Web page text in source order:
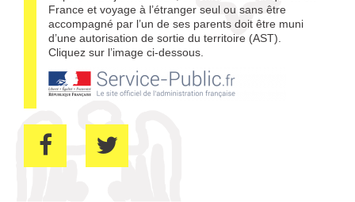
France et voyage à l’étranger seul ou sans être
accompagné par l’un de ses parents doit être muni
d’une autorisation de sortie du territoire (AST).
Cliquez sur l’image ci-dessous.